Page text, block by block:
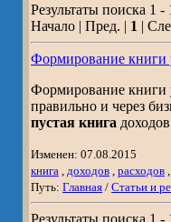
Результаты поиска 1 -
Начало | Пред. | 1 |
Формирование книги
Формирование книги
правильно и через
пустая книга
Изменен: 07.08.2015
книга
доходов расходов
Путь: Главная / Статьи и
Результаты поиска 1 -